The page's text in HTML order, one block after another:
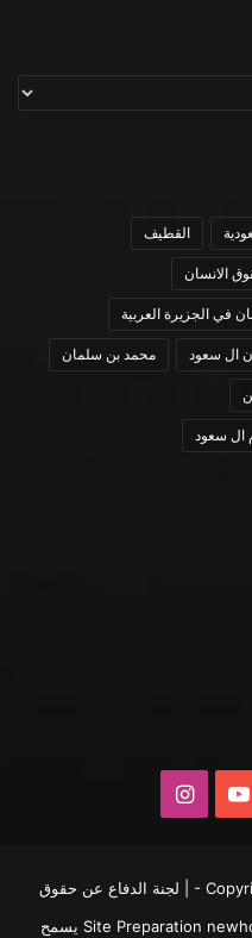
القطيف
الانسان
في الجزيرة العربية
ال سعود محمد بن سلمان
ال سعود
يوتيوبانستقرام
© Copyright 2026, All Rights Reserved - | لجنة الدفاع عن حقوق
يسمح